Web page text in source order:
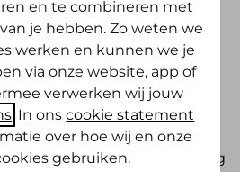
is een combinatie van zorg
en te combineren met
je hebben. Zo weten we
werken en kunnen we je
via onze website, app of
verwerken wij jouw
. In onscookie statement
over hoe wij en onze
gebruiken.